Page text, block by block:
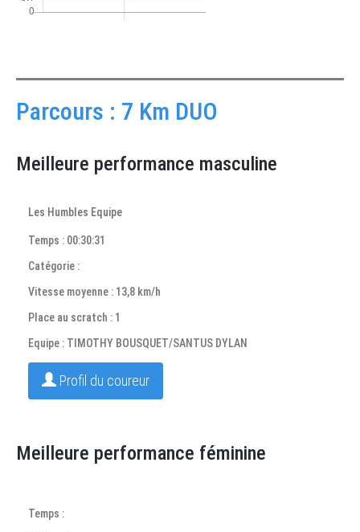
Parcours : 7 Km DUO
Meilleure performance masculine
Les Humbles Equipe
Temps : 00:30:31
Catégorie :
Vitesse moyenne : 13,8 km/h
Place au scratch : 1
Equipe : TIMOTHY BOUSQUET/SANTUS DYLAN
Profil du coureur
Meilleure performance féminine
Temps :